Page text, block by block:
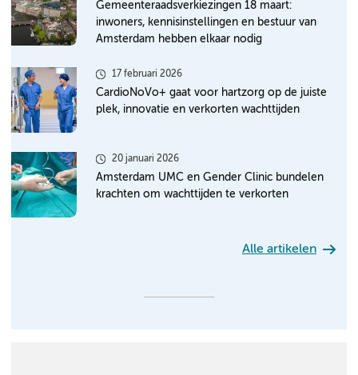
Gemeenteraadsverkiezingen 18 maart:
inwoners, kennisinstellingen en bestuur van
Amsterdam hebben elkaar nodig
17 februari 2026
CardioNoVo+ gaat voor hartzorg op de juiste
plek, innovatie en verkorten wachttijden
20 januari 2026
Amsterdam UMC en Gender Clinic bundelen
krachten om wachttijden te verkorten
Alle artikelen